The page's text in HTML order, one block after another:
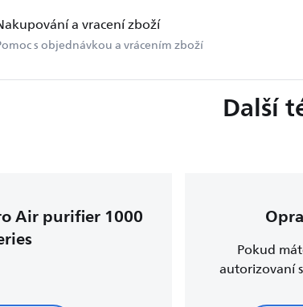
a vracení zboží
s objednávkou a vrácením zboží
Další
Air purifier 1000
Pokud
autorizovaní